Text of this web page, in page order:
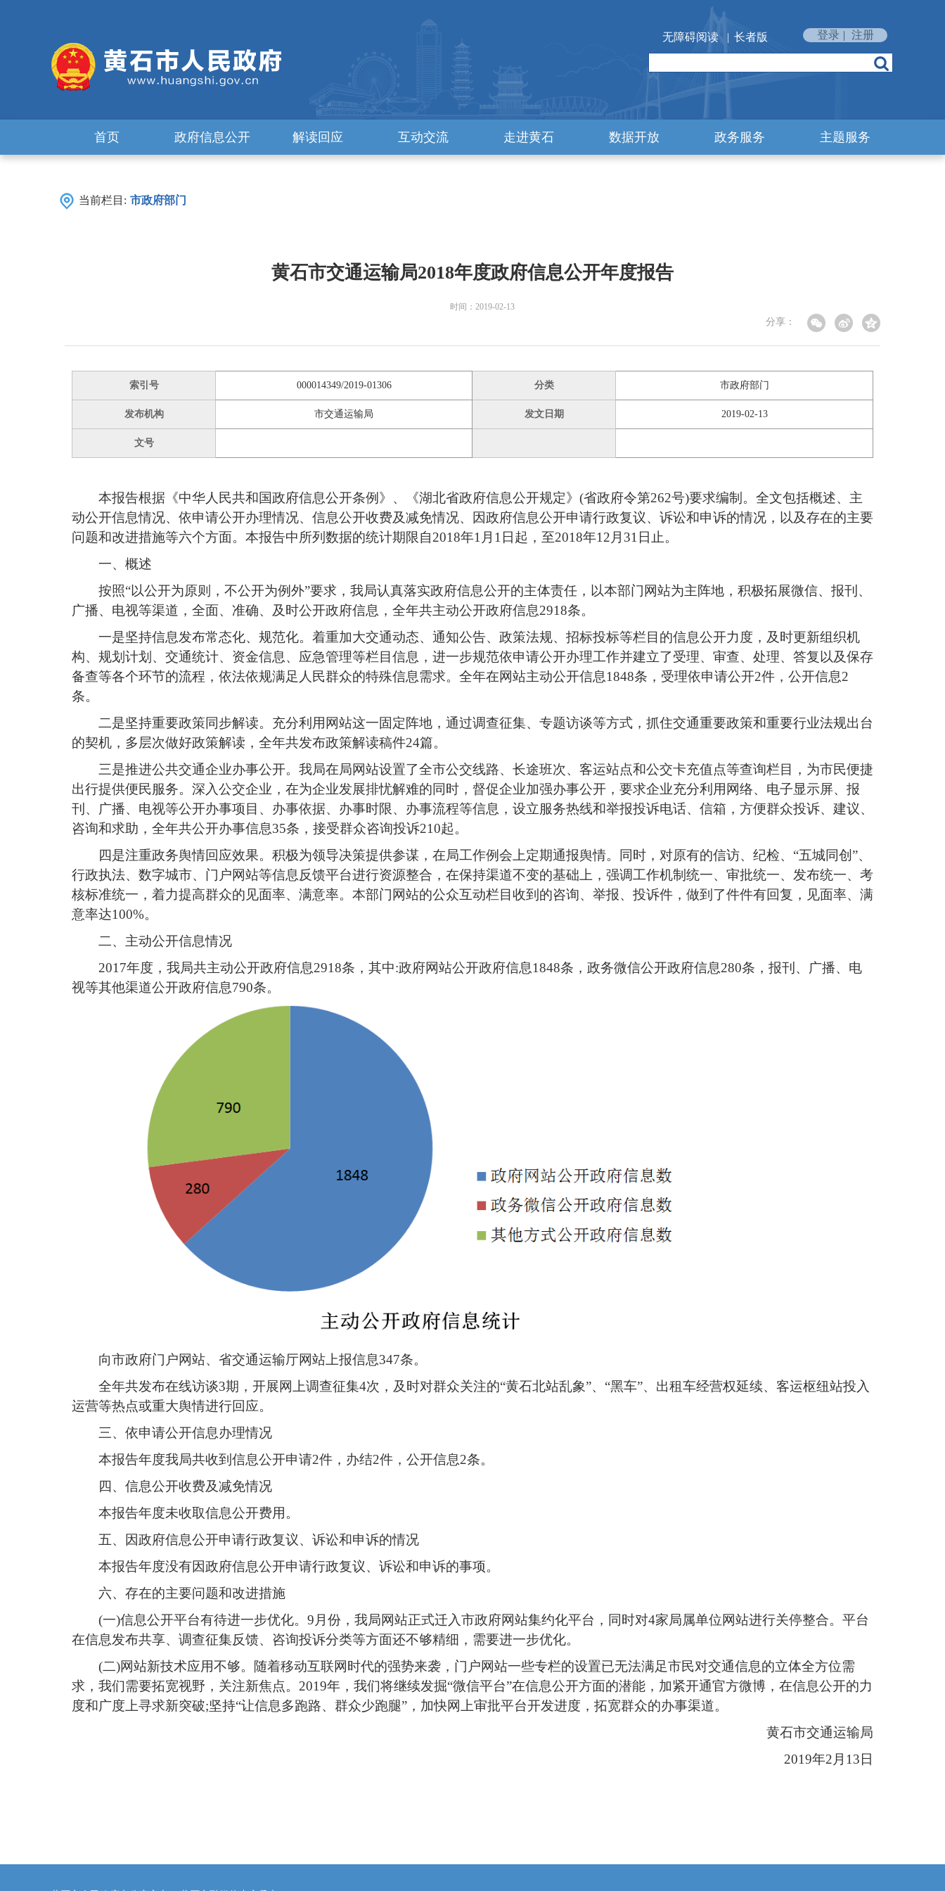
无障碍阅读 | 长者版 登录 | 注册
首页 政府信息公开 解读回应 互动交流 走进黄石 数据开放 政务服务 主题服务
当前栏目: 市政府部门
黄石市交通运输局2018年度政府信息公开年度报告
时间：2019-02-13
分享：
索引号 000014349/2019-01306 分类 市政府部门
发布机构 市交通运输局 发文日期 2019-02-13
文号
本报告根据《中华人民共和国政府信息公开条例》、《湖北省政府信息公开规定》(省政府令第262号)要求编制。全文包括概述、主
动公开信息情况、依申请公开办理情况、信息公开收费及减免情况、因政府信息公开申请行政复议、诉讼和申诉的情况，以及存在的主要
问题和改进措施等六个方面。本报告中所列数据的统计期限自2018年1月1日起，至2018年12月31日止。
一、概述
按照“以公开为原则，不公开为例外”要求，我局认真落实政府信息公开的主体责任，以本部门网站为主阵地，积极拓展微信、报刊、
广播、电视等渠道，全面、准确、及时公开政府信息，全年共主动公开政府信息2918条。
一是坚持信息发布常态化、规范化。着重加大交通动态、通知公告、政策法规、招标投标等栏目的信息公开力度，及时更新组织机
构、规划计划、交通统计、资金信息、应急管理等栏目信息，进一步规范依申请公开办理工作并建立了受理、审查、处理、答复以及保存
备查等各个环节的流程，依法依规满足人民群众的特殊信息需求。全年在网站主动公开信息1848条，受理依申请公开2件，公开信息2
条。
二是坚持重要政策同步解读。充分利用网站这一固定阵地，通过调查征集、专题访谈等方式，抓住交通重要政策和重要行业法规出台
的契机，多层次做好政策解读，全年共发布政策解读稿件24篇。
三是推进公共交通企业办事公开。我局在局网站设置了全市公交线路、长途班次、客运站点和公交卡充值点等查询栏目，为市民便捷
出行提供便民服务。深入公交企业，在为企业发展排忧解难的同时，督促企业加强办事公开，要求企业充分利用网络、电子显示屏、报
刊、广播、电视等公开办事项目、办事依据、办事时限、办事流程等信息，设立服务热线和举报投诉电话、信箱，方便群众投诉、建议、
咨询和求助，全年共公开办事信息35条，接受群众咨询投诉210起。
四是注重政务舆情回应效果。积极为领导决策提供参谋，在局工作例会上定期通报舆情。同时，对原有的信访、纪检、“五城同创”、
行政执法、数字城市、门户网站等信息反馈平台进行资源整合，在保持渠道不变的基础上，强调工作机制统一、审批统一、发布统一、考
核标准统一，着力提高群众的见面率、满意率。本部门网站的公众互动栏目收到的咨询、举报、投诉件，做到了件件有回复，见面率、满
意率达100%。
二、主动公开信息情况
2017年度，我局共主动公开政府信息2918条，其中:政府网站公开政府信息1848条，政务微信公开政府信息280条，报刊、广播、电
视等其他渠道公开政府信息790条。
向市政府门户网站、省交通运输厅网站上报信息347条。
全年共发布在线访谈3期，开展网上调查征集4次，及时对群众关注的“黄石北站乱象”、“黑车”、出租车经营权延续、客运枢纽站投入
运营等热点或重大舆情进行回应。
三、依申请公开信息办理情况
本报告年度我局共收到信息公开申请2件，办结2件，公开信息2条。
四、信息公开收费及减免情况
本报告年度未收取信息公开费用。
五、因政府信息公开申请行政复议、诉讼和申诉的情况
本报告年度没有因政府信息公开申请行政复议、诉讼和申诉的事项。
六、存在的主要问题和改进措施
(一)信息公开平台有待进一步优化。9月份，我局网站正式迁入市政府网站集约化平台，同时对4家局属单位网站进行关停整合。平台
在信息发布共享、调查征集反馈、咨询投诉分类等方面还不够精细，需要进一步优化。
(二)网站新技术应用不够。随着移动互联网时代的强势来袭，门户网站一些专栏的设置已无法满足市民对交通信息的立体全方位需
求，我们需要拓宽视野，关注新焦点。2019年，我们将继续发掘“微信平台”在信息公开方面的潜能，加紧开通官方微博，在信息公开的力
度和广度上寻求新突破;坚持“让信息多跑路、群众少跑腿”，加快网上审批平台开发进度，拓宽群众的办事渠道。
黄石市交通运输局
2019年2月13日